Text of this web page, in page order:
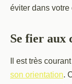
éviter dans votre
Se fier aux
Il est très
son orientation.